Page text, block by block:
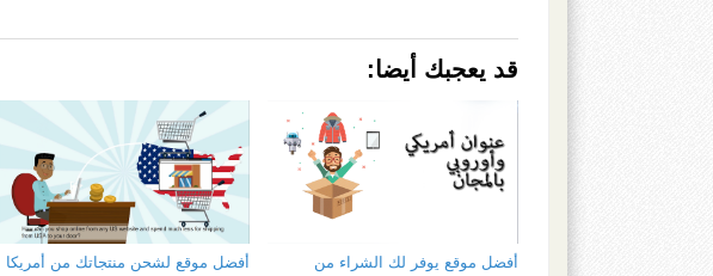
قد يعجبك أيضا:
أفضل موقع يوفر لك الشراء من
أفضل موقع لشحن منتجاتك من أمريكا